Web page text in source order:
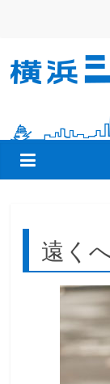
ン
横
浜
シ
ネ
マ
遠く